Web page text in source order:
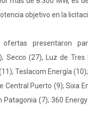
objetivo en la
presentaron
Secco (27), Luz de Tres
Teslacom Energía
Central Puerto (9); Sixa
(7); 360